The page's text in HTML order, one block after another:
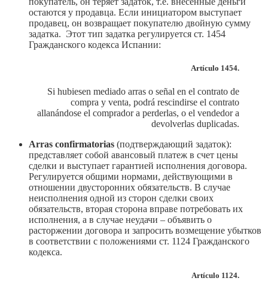
остаются у продавца. Если инициатором выступает
продавец, он возвращает покупателю двойную сумму
задатка. Этот тип задатка регулируется ст. 1454
Гражданского кодекса Испании:
Artículo 1454.
Si hubiesen mediado arras o señal en el contrato de
compra y venta, podrá rescindirse el contrato
allanándose el comprador a perderlas, o el vendedor a
devolverlas duplicadas.
Arras confirmatorias (подтверждающий задаток):
представляет собой авансовый платеж в счет цены
сделки и выступает гарантией исполнения договора.
Регулируется общими нормами, действующими в
отношении двусторонних обязательств. В случае
неисполнения одной из сторон сделки своих
обязательств, вторая сторона вправе потребовать их
исполнения, а в случае неудачи – объявить о
расторжении договора и запросить возмещение убытков
в соответствии с положениями ст. 1124 Гражданского
кодекса.
Artículo 1124.